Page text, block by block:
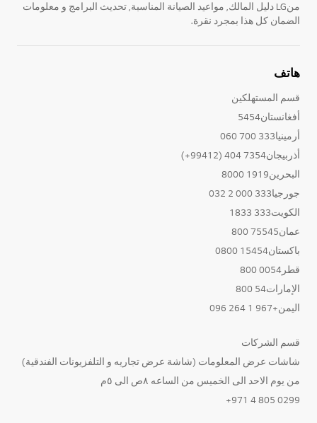
منLG دليل المالك, مواعيد الصيانة المناسبة, تحديث البرامج و معلومات
الضمان كل هذا بمجرد نقرة.
هاتف
قسم المستهلكين
أفغانستان5454
أرمينيا333 700 060
أذربيجان7354 404 (99412+)
البحرين1919 8000
جورجيا333 000 2 032
الكويت333 1833
عمان75545 800
باكستان15454 0800
قطر0054 800
الإمارات54 800
اليمن+967 1 264 096
قسم الشركات
شاشات عرض المعلومات (شاشة عرض تجاريه و التلفزيونات الفندقية)
من يوم الاحد الى الخميس من الساعه ٨ص الى ٥م
0299 805 4 971+